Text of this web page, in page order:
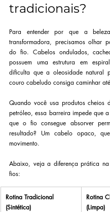
tradicionais?
Para entender por que a
transformadora, precisamos olhar
do fio. Cabelos ondulados,
possuem uma estrutura em
dificulta que a oleosidade natural
couro cabeludo consiga caminhar
Quando você usa produtos cheios
petróleo, essa barreira impede que
que o fio consegue absorver
resultado? Um cabelo opaco,
movimento.
Abaixo, veja a diferença prática
fios:
Rotina Tradicional
(Sintética)
Rotina
(Limpa)